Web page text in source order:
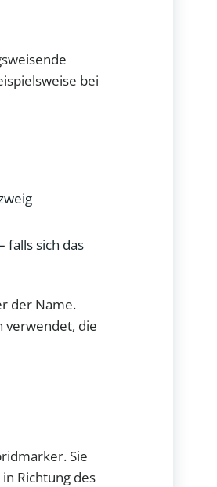
bei
falls sich das
der Name.
verwendet, die
Sie
Richtung des